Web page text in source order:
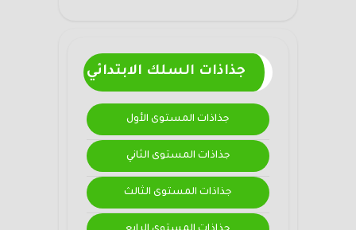
جذاذات السلك الابتدائي
جذاذات المستوى الأول
جذاذات المستوى الثاني
جذاذات المستوى الثالث